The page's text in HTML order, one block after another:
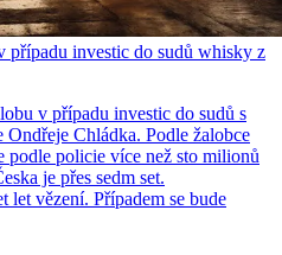
případu investic do sudů whisky z
v případu investic do sudů s
Chládka. Podle žalobce
podle policie více než sto milionů
je přes sedm set.
let vězení. Případem se bude